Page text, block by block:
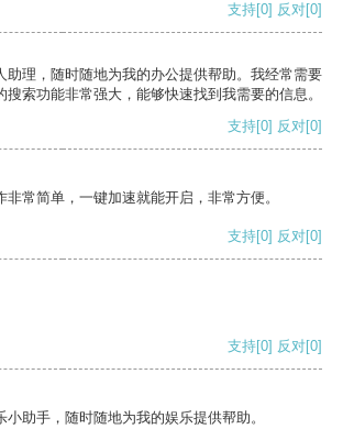
支持[0] 反对[0]
助理，随时随地为我的办公提供帮助。我经常需要
搜索功能非常强大，能够快速找到我需要的信息。
支持[0] 反对[0]
常简单，一键加速就能开启，非常方便。
支持[0] 反对[0]
支持[0] 反对[0]
助手，随时随地为我的娱乐提供帮助。